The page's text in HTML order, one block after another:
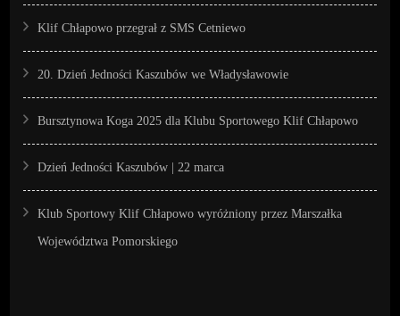
Klif Chłapowo przegrał z SMS Cetniewo
20. Dzień Jedności Kaszubów we Władysławowie
Bursztynowa Koga 2025 dla Klubu Sportowego Klif Chłapowo
Dzień Jedności Kaszubów | 22 marca
Klub Sportowy Klif Chłapowo wyróżniony przez Marszałka
Województwa Pomorskiego